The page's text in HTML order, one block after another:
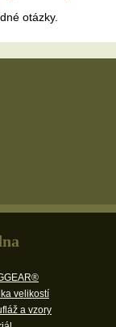
otázky.
velikostí
a vzory